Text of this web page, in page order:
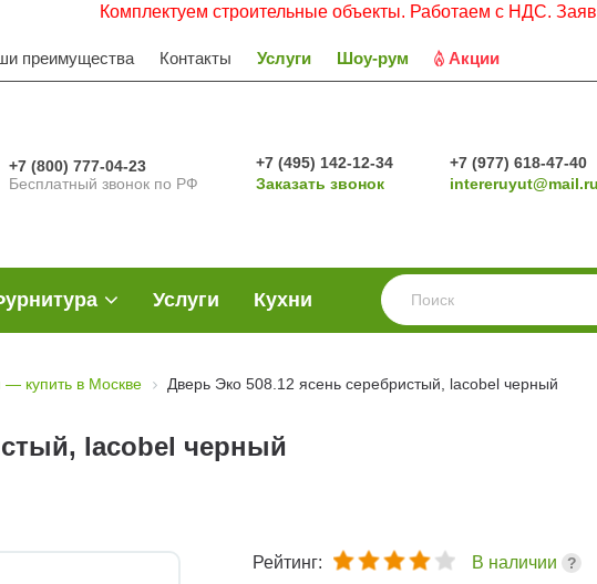
Комплектуем строительные объекты. Работаем с НДС. Заявки
преимущества Контакты Услуги Шоу-рум Акции
+7 (800) 777-04-23
Бесплатный звонок по РФ
+7 (495) 142-12-34
Заказать звонок
+7 (977) 618-47-40
intereruyut@mail.ru
Услуги Кухни
купить в Москве Дверь Эко 508.12 ясень серебристый, lacobel черный
lacobel черный
Рейтинг: В наличии